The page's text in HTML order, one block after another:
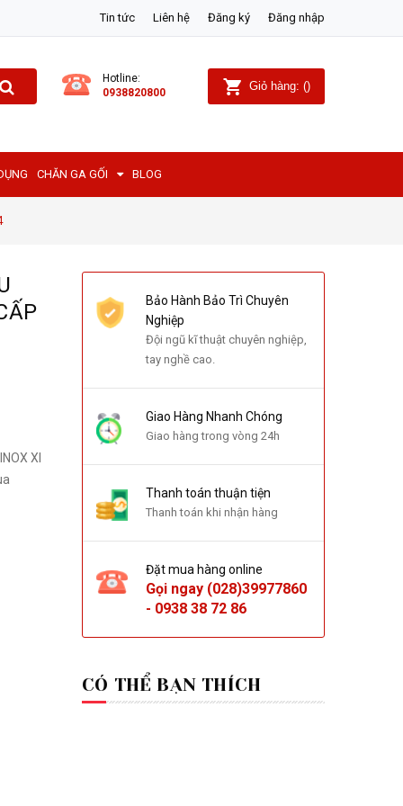
Tin tức Liên hệ Đăng ký Đăng nhập
Hotline:
0938820800
Giỏ hàng: ()
CHĂN GA GỐI BLOG
XI
Bảo Hành Bảo Trì Chuyên
Nghiệp
Đội ngũ kĩ thuật chuyên nghiệp,
tay nghề cao.
Giao Hàng Nhanh Chóng
Giao hàng trong vòng 24h
Thanh toán thuận tiện
Thanh toán khi nhận hàng
Đặt mua hàng online
Gọi ngay (028)39977860
- 0938 38 72 86
CÓ THỂ BẠN THÍCH